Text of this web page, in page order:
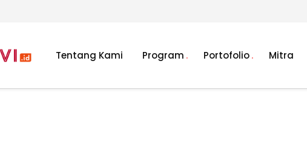
Tentang Kami Program Portofolio Mitra